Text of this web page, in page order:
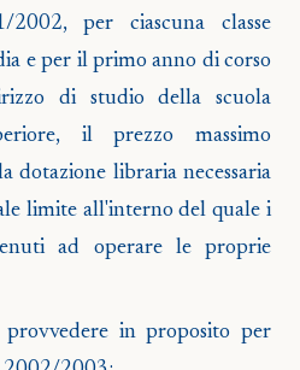
2002, per ciascuna classe
e per il primo anno di corso
di studio della scuola
il prezzo massimo
dotazione libraria necessaria
limite all'interno del quale i
ad operare le proprie
in proposito per